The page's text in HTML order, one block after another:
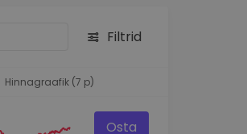
Filtrid
Hinnagraafik (7 p)
Osta